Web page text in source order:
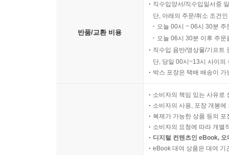
반품/교환 비용
직수입양서/직수입일서중
단, 아래의 주문/취소 조건
오늘 00시 ~ 06시 30분
오늘 06시 30분 이후 주
직수입 음반/영상물/기프트
단, 당일 00시~13시 사이의
박스 포장은 택배 배송이
소비자의 책임 있는 사유로
소비자의 사용, 포장 개봉
복제가 가능한 상품 등의
소비자의 요청에 따라 개별
디지털 컨텐츠인 eBook,
eBook 대여 상품은 대여 기